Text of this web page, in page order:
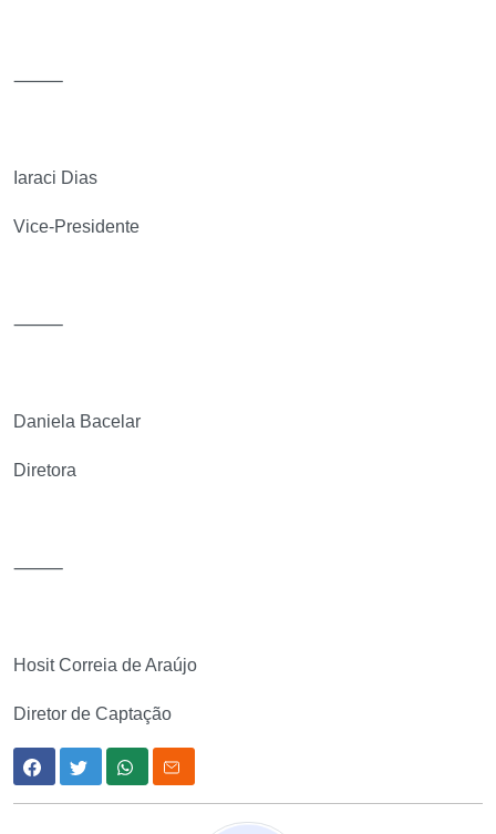
⸻
Iaraci Dias
Vice-Presidente
⸻
Daniela Bacelar
Diretora
⸻
Hosit Correia de Araújo
Diretor de Captação